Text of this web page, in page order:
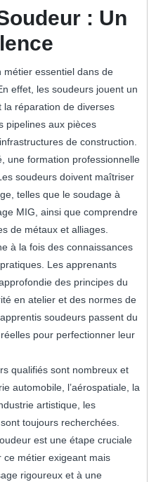
: Un
métier essentiel dans de
effet, les soudeurs jouent un
la réparation de diverses
pipelines aux pièces
de construction.
une formation professionnelle
soudeurs doivent maîtriser
telles que le soudage à
MIG, ainsi que comprendre
de métaux et alliages.
à la fois des connaissances
Les apprenants
des principes du
en atelier et des normes de
soudeurs passent du
pour perfectionner leur
qualifiés sont nombreux et
automobile, l’aérospatiale, la
artistique, les
toujours recherchées.
est une étape cruciale
ce métier exigeant mais
rigoureux et à une